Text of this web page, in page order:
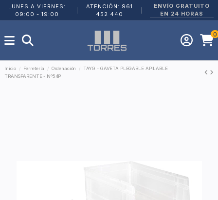
LUNES A VIERNES:
09:00 - 19:00
ATENCIÓN: 961
452 440
ENVÍO GRATUITO
EN 24 HORAS
0
Inicio Ferretería Ordenación
TAYG - GAVETA PLEGABLE APILABLE
TRANSPARENTE - Nº54P